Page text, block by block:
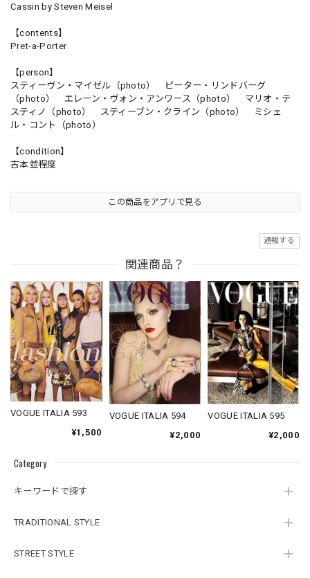
Category
キーワードで探す
TRADITIONAL STYLE
STREET STYLE
Cassin by Steven Meisel
【contents】
Pret-a-Porter
【person】
スティーヴン・マイゼル（photo） ピーター・リンドバーグ
（photo） エレーン・ヴォン・アンワース（photo） マリオ・テ
スティノ（photo） スティーブン・クライン（photo） ミシェ
ル・コント（photo）
【condition】
古本並程度
この商品をアプリで見る
通報する
関連商品？
VOGUE ITALIA 593
¥1,500
VOGUE ITALIA 594
¥2,000
VOGUE ITALIA 595
¥2,000